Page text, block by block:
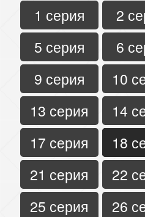
1 серия 2
5 серия
6
9 серия
10
13 серия
14
17 серия
18
21 серия
22
25 серия
26